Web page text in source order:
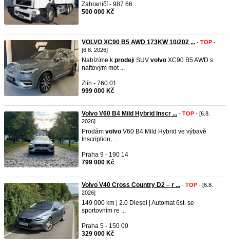
Zahraničí - 987 66
500 000 Kč
VOLVO XC90 B5 AWD 173KW 10/202 ... - TOP -
[6.8. 2026]
Nabízíme k prodeji SUV volvo XC90 B5 AWD s
naftovým mot ...
Zlín - 760 01
999 000 Kč
Volvo V60 B4 Mild Hybrid Inscr ... - TOP - [6.8.
2026]
Prodám volvo V60 B4 Mild Hybrid ve výbavě
Inscription, ...
Praha 9 - 190 14
799 000 Kč
Volvo V40 Cross Country D2 – r ... - TOP - [6.8.
2026]
149 000 km | 2.0 Diesel | Automat 6st. se
sportovním re ...
Praha 5 - 150 00
329 000 Kč